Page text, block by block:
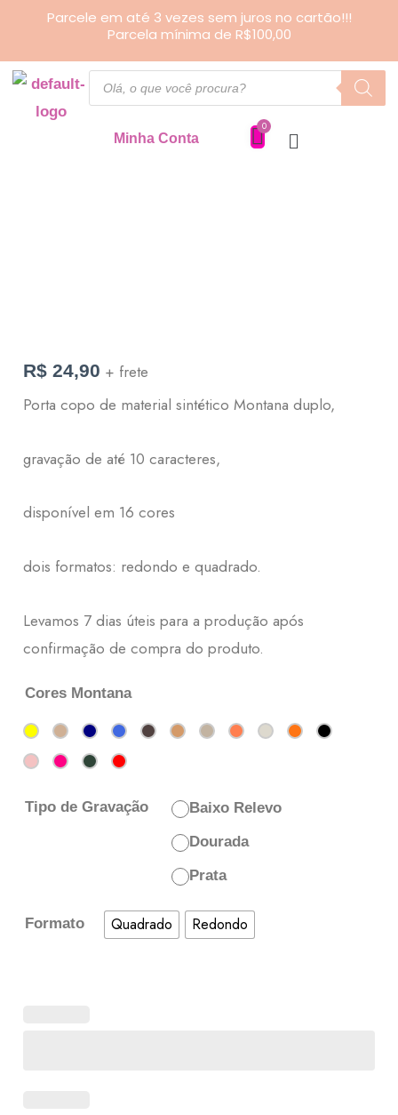
Parcele em até 3 vezes sem juros no cartão!!!
Parcela mínima de R$100,00
Pesquisar
produtos
Minha Conta
R$ 24,90 + frete
Porta copo de material sintético Montana duplo,
gravação de até 10 caracteres,
disponível em 16 cores
dois formatos: redondo e quadrado.
Levamos 7 dias úteis para a produção após
confirmação de compra do produto.
Cores Montana
Tipo de Gravação
Baixo Relevo
Dourada
Prata
Formato Quadrado Redondo